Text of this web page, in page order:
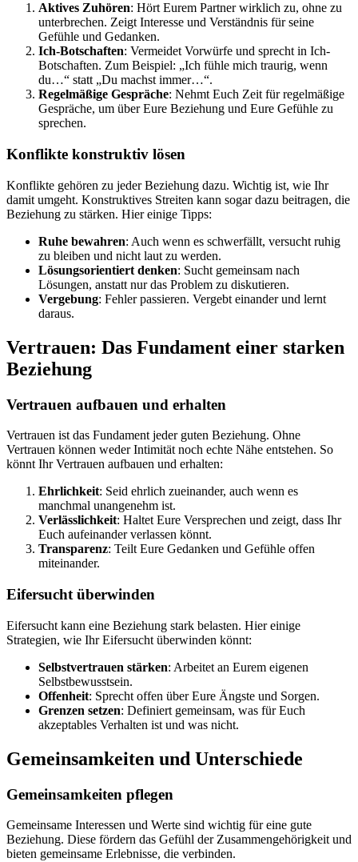
Aktives Zuhören: Hört Eurem Partner wirklich zu, ohne zu
unterbrechen. Zeigt Interesse und Verständnis für seine
Gefühle und Gedanken.
Ich-Botschaften: Vermeidet Vorwürfe und sprecht in Ich-
Botschaften. Zum Beispiel: „Ich fühle mich traurig, wenn
du…“ statt „Du machst immer…“.
Regelmäßige Gespräche: Nehmt Euch Zeit für regelmäßige
Gespräche, um über Eure Beziehung und Eure Gefühle zu
sprechen.
Konflikte konstruktiv lösen
Konflikte gehören zu jeder Beziehung dazu. Wichtig ist, wie Ihr
damit umgeht. Konstruktives Streiten kann sogar dazu beitragen, die
Beziehung zu stärken. Hier einige Tipps:
Ruhe bewahren: Auch wenn es schwerfällt, versucht ruhig
zu bleiben und nicht laut zu werden.
Lösungsorientiert denken: Sucht gemeinsam nach
Lösungen, anstatt nur das Problem zu diskutieren.
Vergebung: Fehler passieren. Vergebt einander und lernt
daraus.
Vertrauen: Das Fundament einer starken
Beziehung
Vertrauen aufbauen und erhalten
Vertrauen ist das Fundament jeder guten Beziehung. Ohne
Vertrauen können weder Intimität noch echte Nähe entstehen. So
könnt Ihr Vertrauen aufbauen und erhalten:
Ehrlichkeit: Seid ehrlich zueinander, auch wenn es
manchmal unangenehm ist.
Verlässlichkeit: Haltet Eure Versprechen und zeigt, dass Ihr
Euch aufeinander verlassen könnt.
Transparenz: Teilt Eure Gedanken und Gefühle offen
miteinander.
Eifersucht überwinden
Eifersucht kann eine Beziehung stark belasten. Hier einige
Strategien, wie Ihr Eifersucht überwinden könnt:
Selbstvertrauen stärken: Arbeitet an Eurem eigenen
Selbstbewusstsein.
Offenheit: Sprecht offen über Eure Ängste und Sorgen.
Grenzen setzen: Definiert gemeinsam, was für Euch
akzeptables Verhalten ist und was nicht.
Gemeinsamkeiten und Unterschiede
Gemeinsamkeiten pflegen
Gemeinsame Interessen und Werte sind wichtig für eine gute
Beziehung. Diese fördern das Gefühl der Zusammengehörigkeit und
bieten gemeinsame Erlebnisse, die verbinden.